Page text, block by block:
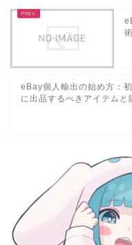
eBay個人輸出の始め方：
に出品するべきアイテムと